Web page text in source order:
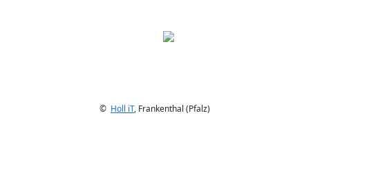
© Holl iT, Frankenthal (Pfalz)